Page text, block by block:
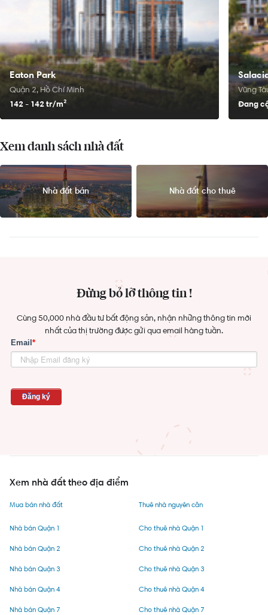
Eaton Park
Quận 2, Hồ Chí Minh
142 - 142 tr/m²
Vũng
Đang
Xem danh sách nhà đất
Nhà đất bán Nhà đất cho thuê
Đừng bỏ lỡ thông tin !
Cùng 50,000 nhà đầu tư bất động sản, nhận những thông tin mới
nhất của thị trường được gửi qua email hàng tuần.
Xem nhà đất theo địa điểm
Mua bán nhà đất
Nhà bán Quận 1
Nhà bán Quận 2
Nhà bán Quận 3
Nhà bán Quận 4
Nhà bán Quận 7
Thuê nhà nguyên căn
Cho thuê nhà Quận 1
Cho thuê nhà Quận 2
Cho thuê nhà Quận 3
Cho thuê nhà Quận 4
Cho thuê nhà Quận 7